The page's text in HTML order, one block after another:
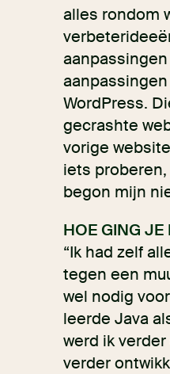
alles rondom
WordPress.
gecrashte
vorige
iets proberen,
begon mijn
HOE GING JE
“Ik had zelf
tegen een
wel nodig
leerde Java
werd ik
verder